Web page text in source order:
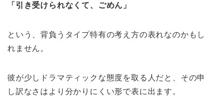
「引き受けられなくて、ごめん」
という、背負うタイプ特有の考え方の表れなのかもし
れません。
彼が少しドラマティックな態度を取る人だと、その申
し訳なさはより分かりにくい形で表に出ます。